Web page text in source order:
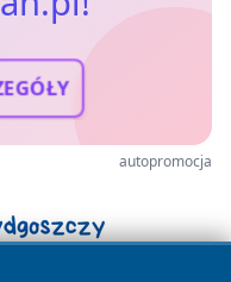
autopromocja